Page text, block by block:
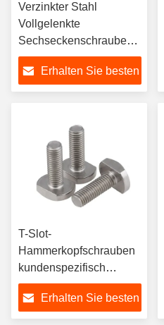
Verzinkter Stahl
Vollgelenkte
Sechseckenschrauben
Schraube M8 M16
Zinkbeschichtete
Befestigungsmittel 5/8"
mittelkarbonstahl
Erhalten Sie besten
T-Slot-
Hammerkopfschrauben
kundenspezifisch
verzinkte Zink-T-
Schrauben Schrauben
Flachquadratkopf M6
Erhalten Sie besten